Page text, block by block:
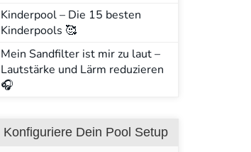
Kinderpool – Die 15 besten
Kinderpools 🥰
Mein Sandfilter ist mir zu laut –
Lautstärke und Lärm reduzieren
🎧
Konfiguriere Dein Pool Setup